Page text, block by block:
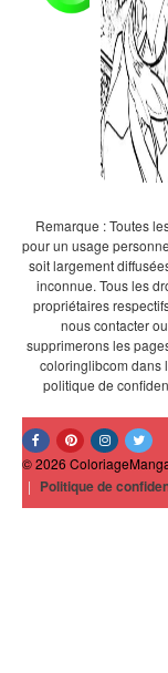
Remarque : Toutes
pour un usage
soit largement
inconnue. Tous les
propriétaires
nous contacter
supprimerons les
coloringlibcom dans
politique de
© 2026
| Politique de